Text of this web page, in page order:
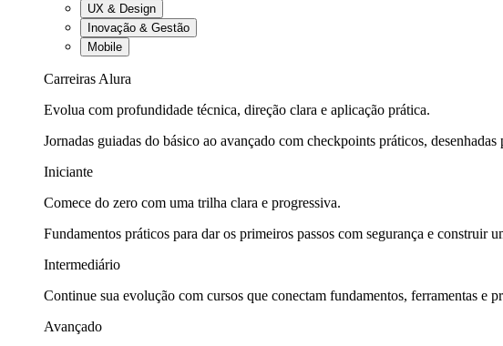
UX & Design
Inovação & Gestão
Mobile
Carreiras Alura
Evolua com profundidade técnica, direção clara e aplicação prática.
Jornadas guiadas do básico ao avançado com checkpoints práticos,
Iniciante
Comece do zero com uma trilha clara e progressiva.
Fundamentos práticos para dar os primeiros passos com segurança e construir
Intermediário
Continue sua evolução com cursos que conectam fundamentos, ferramentas e
Avançado